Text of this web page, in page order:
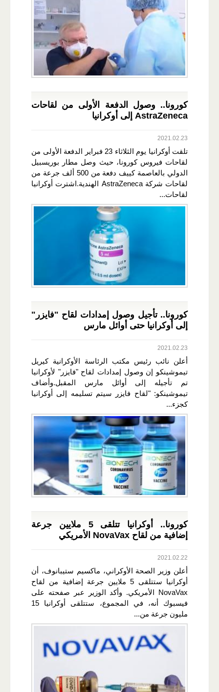
كورونا.. وصول الدفعة الأولى من لقاحات
AstraZeneca إلى أوكرانيا
2021.02.23
تلقت أوكرانيا يوم الثلاثاء 23 فبراير الدفعة الأولى من
لقاحات فيروس كورونا، حيث وصل مطار بوريسبيل
الدولي بالعاصمة كييف دفعة من 500 ألف جرعة من
لقاحات شركة AstraZeneca الهندية.اشترت أوكرانيا
لقاحات...
كورونا.. تأجيل وصول إمدادات لقاح "فايزر"
إلى أوكرانيا حتى أوائل مارس
2021.02.23
أعلن نائب رئيس مكتب الرئاسة الأوكرانية كيريل
تيموشينكو إن وصول إمدادات لقاح "فايزر" لأوكرانيا
تم تأجيله إلى أوائل مارس المقبل.وأضاف
تيموشينكو: "لقاح فايزر سيتم تسليمه إلى أوكرانيا
كجزء...
كورونا.. أوكرانيا تتلقى 5 ملايين جرعة
إضافية من لقاح NovaVax الأمريكي
2021.02.22
أعلن وزير الصحة الأوكراني، ماكسيم ستيبانوف، أن
أوكرانيا ستتلقى 5 ملايين جرعة إضافية من لقاح
NovaVax الأمريكي. وأكد الوزير عبر صفحته على
فيسبوك أنه، في المجموع، ستتلقى أوكرانيا 15
مليون جرعة من...